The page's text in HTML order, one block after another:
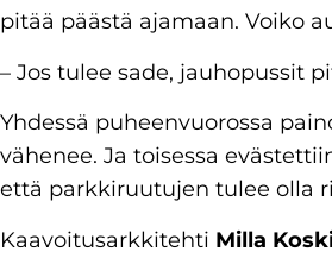
pitää päästä ajamaan. Voiko
– Jos tulee sade, jauhopussit
Yhdessä puheenvuorossa
vähenee. Ja toisessa
että parkkiruutujen tulee olla
Kaavoitusarkkitehti Milla